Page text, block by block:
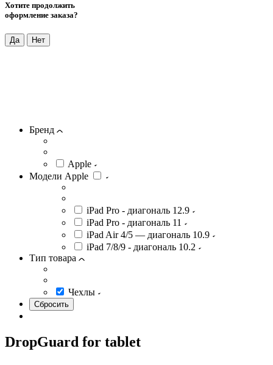
Хотите продолжить
оформление заказа?
Да Нет
Бренд
Apple
Модели Apple
iPad Pro - диагональ 12.9
iPad Pro - диагональ 11
iPad Air 4/5 — диагональ 10.9
iPad 7/8/9 - диагональ 10.2
Тип товара
Чехлы
DropGuard for tablet